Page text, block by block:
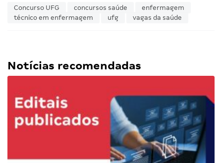
Concurso UFG concursos saúde
enfermagem
técnico em enfermagem
ufg vagas da saúde
Notícias recomendadas